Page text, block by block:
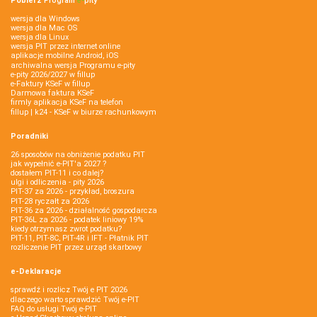
wersja dla Windows
wersja dla Mac OS
wersja dla Linux
wersja PIT przez internet online
aplikacje mobilne Android, iOS
archiwalna wersja Programu e-pity
e-pity 2026/2027 w fillup
e‑Faktury KSeF w fillup
Darmowa faktura KSeF
firmly aplikacja KSeF na telefon
fillup | k24 - KSeF w biurze rachunkowym
Poradniki
26 sposobów na obniżenie podatku PIT
jak wypełnić e-PIT'a 2027 ?
dostałem PIT-11 i co dalej?
ulgi i odliczenia - pity 2026
PIT-37 za 2026 - przykład, broszura
PIT-28 ryczałt za 2026
PIT-36 za 2026 - działalność gospodarcza
PIT-36L za 2026 - podatek liniowy 19%
kiedy otrzymasz zwrot podatku?
PIT-11, PIT-8C, PIT-4R i IFT - Płatnik PIT
rozliczenie PIT przez urząd skarbowy
e-Deklaracje
sprawdź i rozlicz Twój e PIT 2026
dlaczego warto sprawdzić Twój e-PIT
FAQ do usługi Twój e-PIT